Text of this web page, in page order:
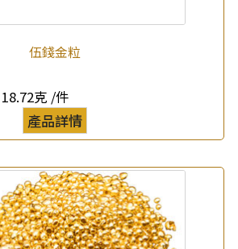
伍錢金粒
18.72克 /件
產品詳情